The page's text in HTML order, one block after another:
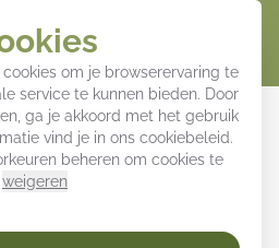
om je browserervaring te
service te kunnen bieden. Door
ga je akkoord met het gebruik
vind je in ons cookiebeleid.
beheren om cookies te
weigeren
- Patroon -